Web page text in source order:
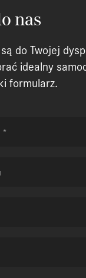
nas
do Twojej
idealny
formularz.